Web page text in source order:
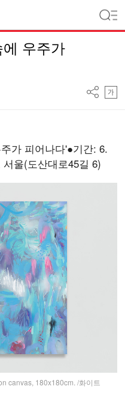
우주가
가 피어나다'●기간: 6.
울(도산대로45길 6)
canvas, 180x180cm. /화이트